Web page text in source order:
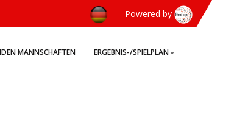
Powered by
MANNSCHAFTEN ERGEBNIS-/SPIELPLAN